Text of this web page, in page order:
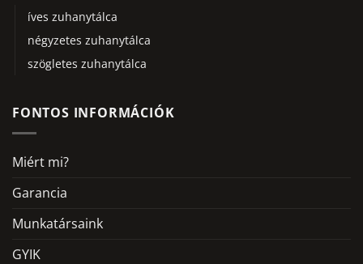
íves zuhanytálca
négyzetes zuhanytálca
szögletes zuhanytálca
FONTOS INFORMÁCIÓK
Miért mi?
Garancia
Munkatársaink
GYIK